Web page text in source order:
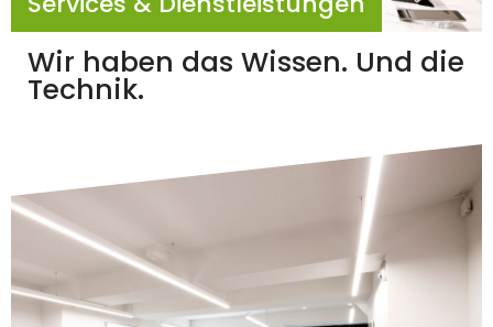
Wir haben das Wissen. Und die
Technik.